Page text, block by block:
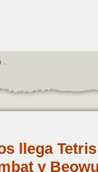
llega
y